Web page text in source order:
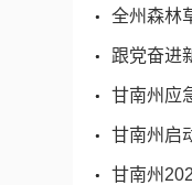
全州森林
跟党奋进
甘南州应
甘南州启
甘南州